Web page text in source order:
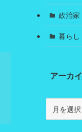
政治家
暮らし
アーカ